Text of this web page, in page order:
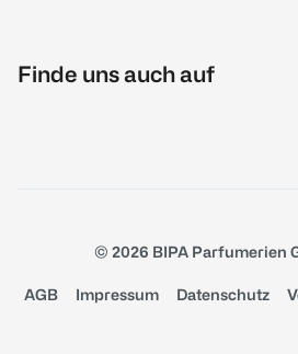
Finde uns auch auf
© 2026 BIPA Parfumerien
AGB Impressum Datenschutz